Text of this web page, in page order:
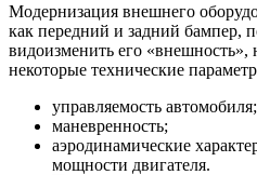
Модернизация внешнего
как передний и задний бампер,
видоизменить его «внешность»,
некоторые технические
управляемость автомобиля;
маневренность;
аэродинамические
мощности двигателя.